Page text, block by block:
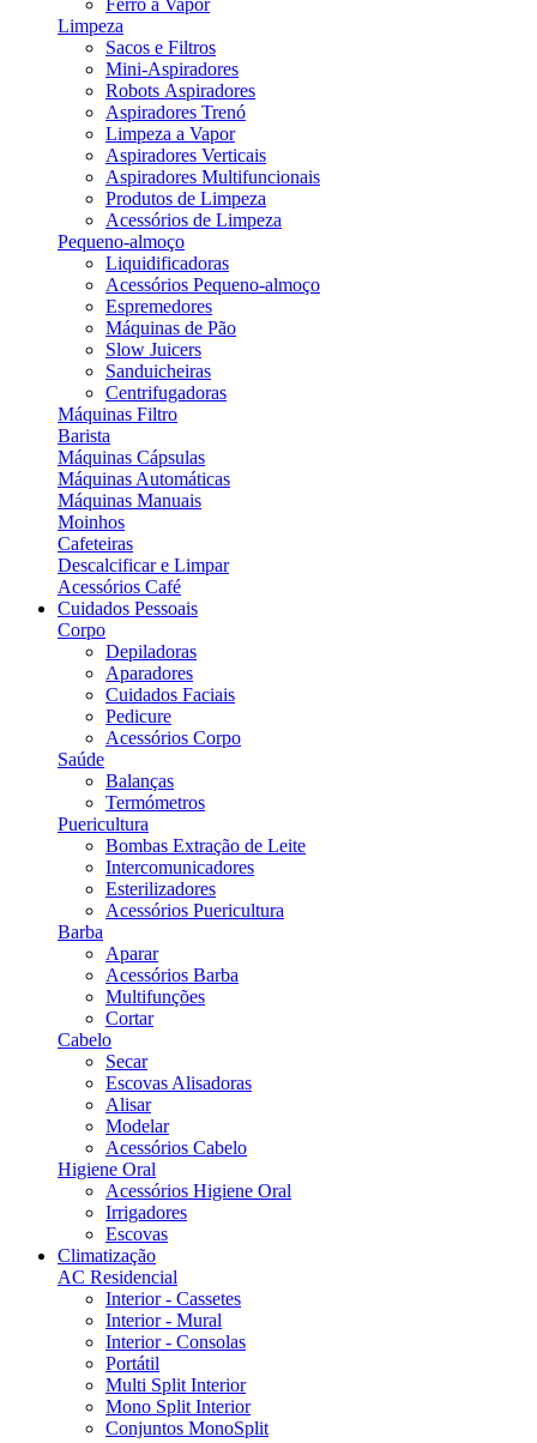
Ferro a Vapor
Limpeza
Sacos e Filtros
Mini-Aspiradores
Robots Aspiradores
Aspiradores Trenó
Limpeza a Vapor
Aspiradores Verticais
Aspiradores Multifuncionais
Produtos de Limpeza
Acessórios de Limpeza
Pequeno-almoço
Liquidificadoras
Acessórios Pequeno-almoço
Espremedores
Máquinas de Pão
Slow Juicers
Sanduicheiras
Centrifugadoras
Máquinas Filtro
Barista
Máquinas Cápsulas
Máquinas Automáticas
Máquinas Manuais
Moinhos
Cafeteiras
Descalcificar e Limpar
Acessórios Café
Cuidados Pessoais
Corpo
Depiladoras
Aparadores
Cuidados Faciais
Pedicure
Acessórios Corpo
Saúde
Balanças
Termómetros
Puericultura
Bombas Extração de Leite
Intercomunicadores
Esterilizadores
Acessórios Puericultura
Barba
Aparar
Acessórios Barba
Multifunções
Cortar
Cabelo
Secar
Escovas Alisadoras
Alisar
Modelar
Acessórios Cabelo
Higiene Oral
Acessórios Higiene Oral
Irrigadores
Escovas
Climatização
AC Residencial
Interior - Cassetes
Interior - Mural
Interior - Consolas
Portátil
Multi Split Interior
Mono Split Interior
Conjuntos MonoSplit